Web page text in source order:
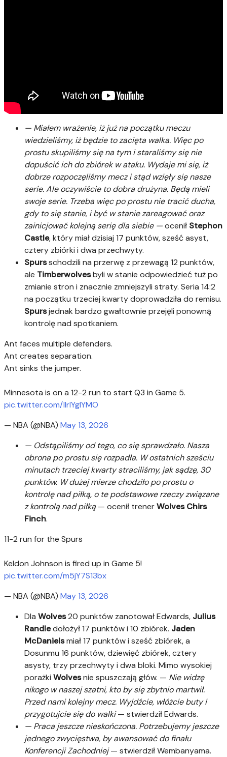
— Miałem wrażenie, iż już na początku meczu
wiedzieliśmy, iż będzie to zacięta walka. Więc po
prostu skupiliśmy się na tym i staraliśmy się nie
dopuścić ich do zbiórek w ataku. Wydaje mi się, iż
dobrze rozpoczęliśmy mecz i stąd wzięły się nasze
serie. Ale oczywiście to dobra drużyna. Będą mieli
swoje serie. Trzeba więc po prostu nie tracić ducha,
gdy to się stanie, i być w stanie zareagować oraz
zainicjować kolejną serię dla siebie —ocenił Stephon
Castle, który miał dzisiaj 17 punktów, sześć asyst,
cztery zbiórki i dwa przechwyty.
Spursschodzili na przerwę z przewagą 12 punktów,
ale Timberwolvesbyli w stanie odpowiedzieć tuż po
zmianie stron i znacznie zmniejszyli straty. Seria 14:2
na początku trzeciej kwarty doprowadziła do remisu.
Spursjednak bardzo gwałtownie przejęli ponowną
kontrolę nad spotkaniem.
Ant faces multiple defenders.
Ant creates separation.
Ant sinks the jumper.
Minnesota is on a 12-2 run to start Q3 in Game 5.
pic.twitter.com/IIrIYgIYMO
— NBA (@NBA) May 13, 2026
— Odstąpiliśmy od tego, co się sprawdzało. Nasza
obrona po prostu się rozpadła. W ostatnich sześciu
minutach trzeciej kwarty straciliśmy, jak sądzę, 30
punktów. W dużej mierze chodziło po prostu o
kontrolę nad piłką, o te podstawowe rzeczy związane
z kontrolą nad piłką — ocenił trenerWolves Chirs
Finch.
11-2 run for the Spurs
Keldon Johnson is fired up in Game 5!
pic.twitter.com/m5jY7S13bx
— NBA (@NBA) May 13, 2026
Dla Wolves20 punktów zanotował Edwards, Julius
Randledołożył 17 punktów i 10 zbiórek. Jaden
McDanielsmiał 17 punktów i sześć zbiórek, a
Dosunmu 16 punktów, dziewięć zbiórek, cztery
asysty, trzy przechwyty i dwa bloki. Mimo wysokiej
porażki Wolvesnie spuszczają głów. — Nie widzę
nikogo w naszej szatni, kto by się zbytnio martwił.
Przed nami kolejny mecz. Wyjdźcie, włóżcie buty i
przygotujcie się do walki— stwierdził Edwards.
— Praca jeszcze nieskończona. Potrzebujemy jeszcze
jednego zwycięstwa, by awansować do finału
Konferencji Zachodniej— stwierdził Wembanyama.